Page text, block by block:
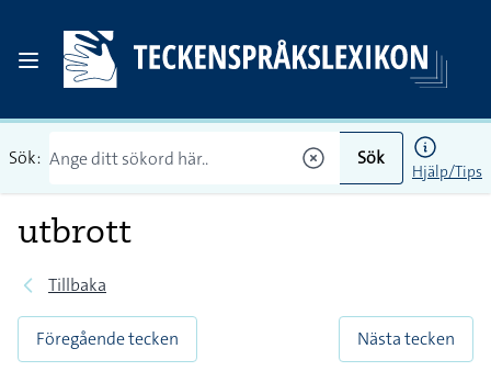
Sök: Sök
Hjälp/Tips
utbrott
Tillbaka
Föregående tecken
Nästa tecken